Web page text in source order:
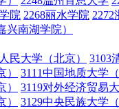
院 2268丽水学院 2272
兴南湖学院）
民大学（北京） 3103
3111中国地质大学（
3119对外经济贸易
3129中央民族大学（